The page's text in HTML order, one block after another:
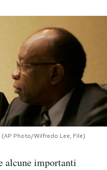
(AP Photo/Wilfredo Lee, File)
alcune importanti